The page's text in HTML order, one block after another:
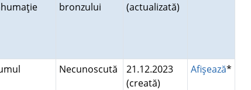
bronzului
(actualizată)
Necunoscută
21.12.2023
(creată)
Afişează*